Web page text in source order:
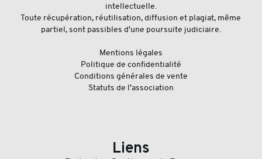
intellectuelle.
Toute récupération, réutilisation, diffusion et plagiat, même
partiel, sont passibles d'une poursuite judiciaire.
Mentions légales
Politique de confidentialité
Conditions générales de vente
Statuts de l'association
Liens